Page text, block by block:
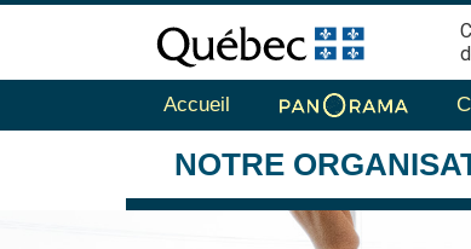
Accueil
NOTRE